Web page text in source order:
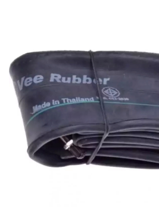
Kit complet
Contact cu cheie
https://www.doctortrotineta.ro/
Discuri frana
Placute de frana
Manete de frana
Etrieri
https://www.doctortrotineta.ro/